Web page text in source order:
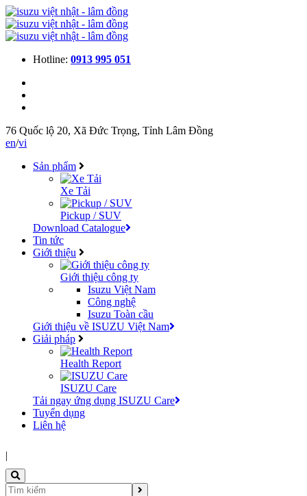
Hotline: 0913 995 051
76 Quốc lộ 20, Xã Đức Trọng, Tỉnh Lâm Đồng
en/vi
Sản phẩm
Xe Tải
Pickup / SUV
Download Catalogue
Tin tức
Giới thiệu
Giới thiệu công ty
Isuzu Việt Nam
Công nghệ
Isuzu Toàn cầu
Giới thiệu về ISUZU Việt Nam
Giải pháp
Health Report
ISUZU Care
Tải ngay ứng dụng ISUZU Care
Tuyển dụng
Liên hệ
|